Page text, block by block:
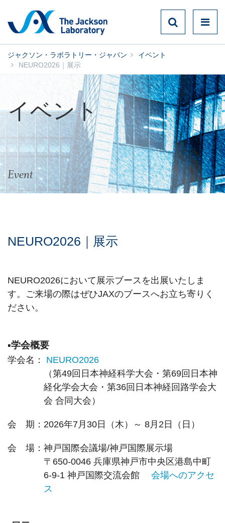
ジャクソン・ラボラトリー・ジャパン
イベント
NEURO2026｜展示
イベント
Event
NEURO2026｜展示
NEURO2026において展示ブースを出展いたしま
す。ご来場の際はぜひJAXのブースへお立ち寄りく
ださい。
▪学会概要
学会名： NEURO2026
（第49回日本神経科学大会・第69回日本神
経化学会大会・第36回日本神経回路学会大
会 合同大会）
会 期：2026年7月30日（木）～ 8月2日（日）
会 場：神戸国際会議場/神戸国際展示場
〒650-0046 兵庫県神戸市中央区港島中町
6-9-1 神戸国際交流会館 会場へのアクセ
ス